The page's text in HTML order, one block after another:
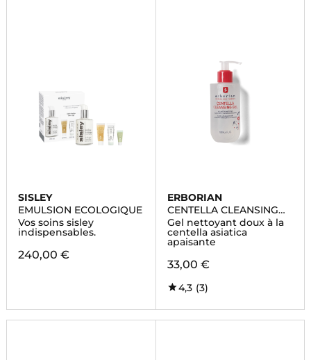
SISLEY
EMULSION ECOLOGIQUE
Vos soins sisley
indispensables.
240,00 €
ERBORIAN
CENTELLA CLEANSING
GEL
Gel nettoyant doux à la
centella asiatica
apaisante
33,00 €
4,3 (3)